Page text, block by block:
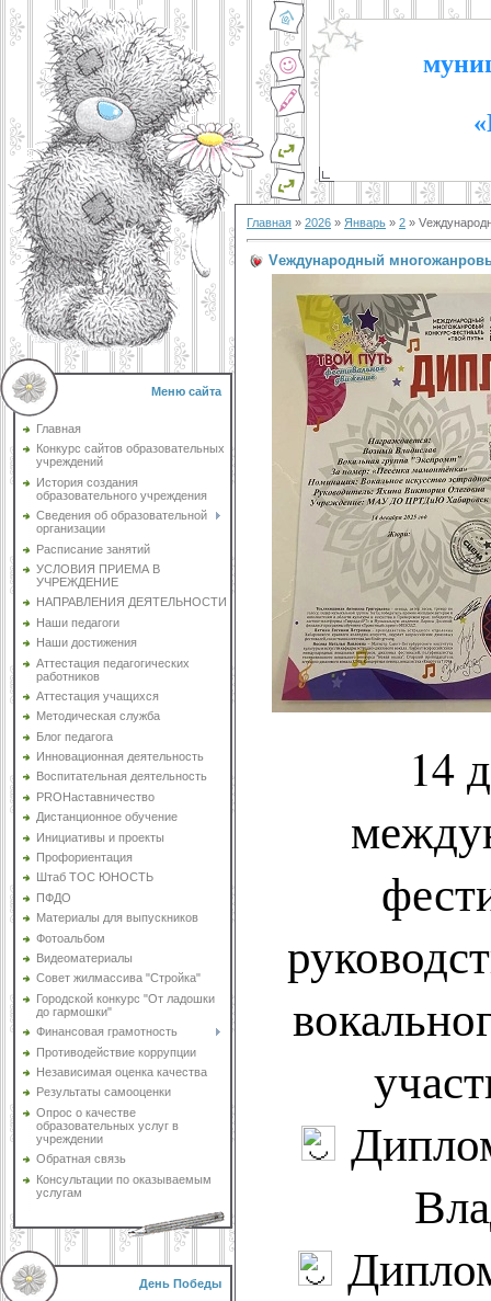
Меню сайта
Главная
Конкурс сайтов образовательных
учреждений
История создания
образовательного учреждения
Сведения об образовательной
организации
Расписание занятий
УСЛОВИЯ ПРИЕМА В
УЧРЕЖДЕНИЕ
НАПРАВЛЕНИЯ ДЕЯТЕЛЬНОСТИ
Наши педагоги
Наши достижения
Аттестация педагогических
работников
Аттестация учащихся
Методическая служба
Блог педагога
Инновационная деятельность
Воспитательная деятельность
PROНаставничество
Дистанционное обучение
Инициативы и проекты
Профориентация
Штаб ТОС ЮНОСТЬ
ПФДО
Материалы для выпускников
Фотоальбом
Видеоматериалы
Совет жилмассива "Стройка"
Городской конкурс "От ладошки
до гармошки"
Финансовая грамотность
Противодействие коррупции
Независимая оценка качества
Результаты самооценки
Опрос о качестве
образовательных услуг в
учреждении
Обратная связь
Консультации по оказываемым
услугам
День Победы
Главная » 2026 » Январь » 2 »
Vеждународный
14